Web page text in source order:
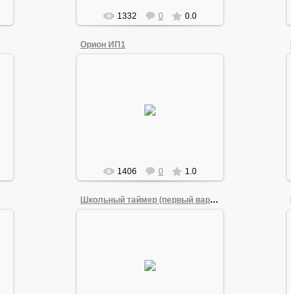
1332 0 0.0
Орион ИП1
Прибор для измерения
потенциалов
1406 0 1.0
Школьный таймер (первый вариант)